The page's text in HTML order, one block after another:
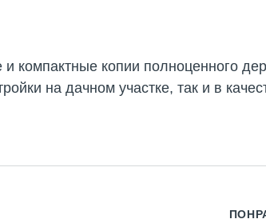
компактные копии полноценного
на дачном участке, так и в